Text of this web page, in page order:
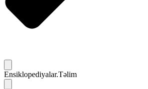
Ensiklopediyalar.Təlim